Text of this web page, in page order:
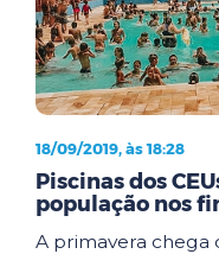
18/09/2019, às 18:28
Piscinas dos
população nos
A primavera chega